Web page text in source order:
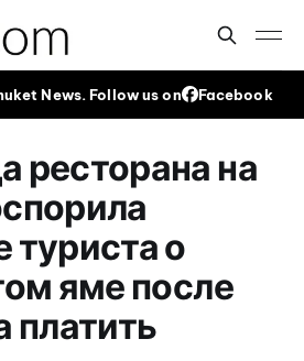
News. Follow us on Facebook
ресторана на
туриста о
яме после
платить